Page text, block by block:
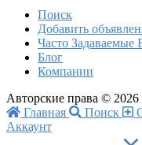
Поиск
Добавить
Часто Задаваемые
Блог
Компании
Авторские права ©
Главная
Поиск
Аккаунт